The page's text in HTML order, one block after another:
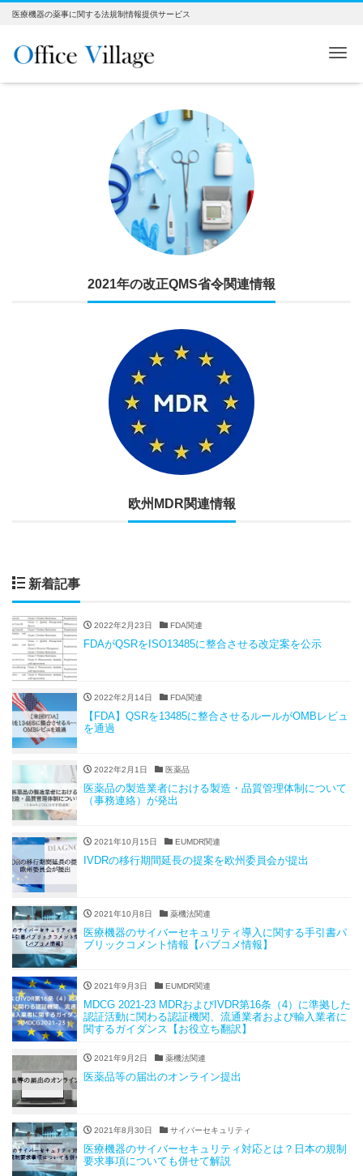
医療機器の薬事に関する法規制情報提供サービス
2021年の改正QMS省令関連情報
欧州MDR関連情報
新着記事
2022年2月23日 FDA関連
FDAがQSRをISO13485に整合させる改定案を公示
2022年2月14日 FDA関連
【FDA】QSRを13485に整合させるルールがOMBレビュ
を通過
2022年2月1日 医薬品
医薬品の製造業者における製造・品質管理体制について
（事務連絡）が発出
2021年10月15日 EUMDR関連
IVDRの移行期間延長の提案を欧州委員会が提出
2021年10月8日 薬機法関連
医療機器のサイバーセキュリティ導入に関する手引書パ
ブリックコメント情報【パブコメ情報】
2021年9月3日 EUMDR関連
MDCG 2021-23 MDRおよびIVDR第16条（4）に準拠した
認証活動に関わる認証機関、流通業者および輸入業者に
関するガイダンス【お役立ち翻訳】
2021年9月2日 薬機法関連
医薬品等の届出のオンライン提出
2021年8月30日 サイバーセキュリティ
医療機器のサイバーセキュリティ対応とは？日本の規制
要求事項についても併せて解説